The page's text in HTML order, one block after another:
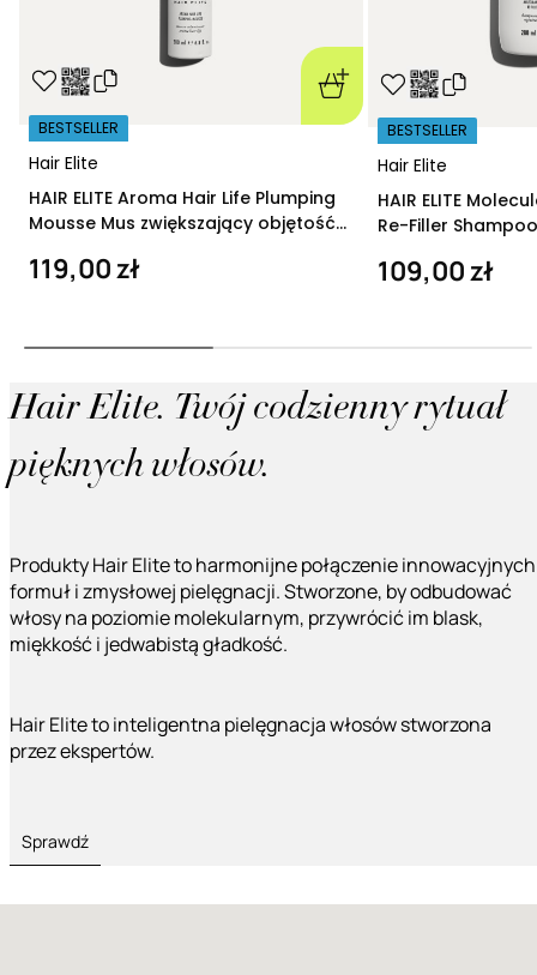
Hair Elite
BESTSELLER
HAIR ELITE Aroma Hair Life Plumping
Mousse Mus zwiększający objętość
119,00 zł
Hair Elite
BESTSELLER
HAIR ELITE
Re-Filler
109,00 zł
Hair Elite. Twój codzienny rytuał
pięknych włosów.
Produkty Hair Elite to harmonijne połączenie innowacyjnych
formuł i zmysłowej pielęgnacji. Stworzone, by odbudować
włosy na poziomie molekularnym, przywrócić im blask,
miękkość i jedwabistą gładkość.
Hair Elite to inteligentna pielęgnacja włosów stworzona
przez ekspertów.
Sprawdź